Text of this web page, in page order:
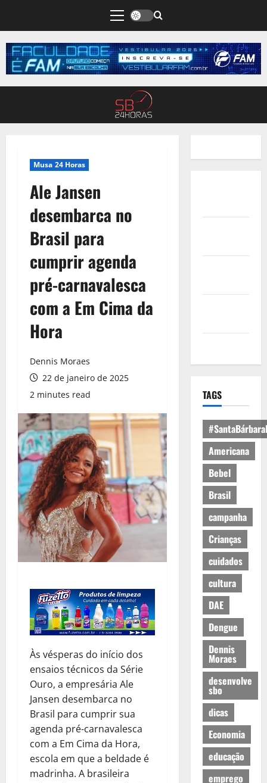
Musa 24 Horas
Ale Jansen
desembarca no
Brasil para
cumprir agenda
pré-carnavalesca
com a Em Cima da
Hora
Dennis Moraes
22 de janeiro de 2025
2 minutes read
Às vésperas do início dos
ensaios técnicos da Série
Ouro, a empresária Ale
Jansen desembarca no
Brasil para cumprir sua
agenda pré-carnavalesca
com a Em Cima da Hora,
escola em que a beldade é
madrinha. A brasileira
TAGS
Americana
Bebel
Brasil
campanha
Crianças
cuidados
cultura
DAE
Dengue
Dennis
Moraes
desenvolve
sbo
dicas
Economia
educação
emprego